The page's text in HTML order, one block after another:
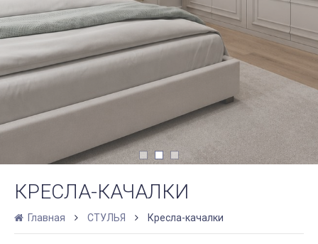
КРЕСЛА-КАЧАЛКИ
Главная СТУЛЬЯ Кресла-качалки